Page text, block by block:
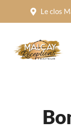
Le clos